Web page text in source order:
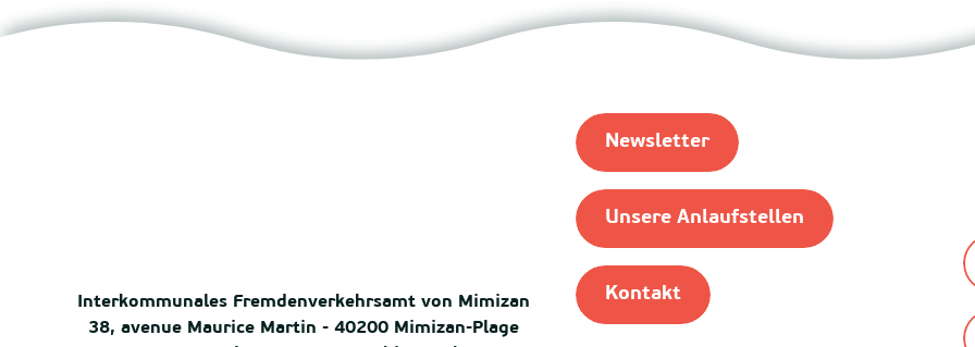
Interkommunales Fremdenverkehrsamt von Mimizan
38, avenue Maurice Martin - 40200 Mimizan-Plage
Newsletter
Unsere Anlaufstellen
Kontakt